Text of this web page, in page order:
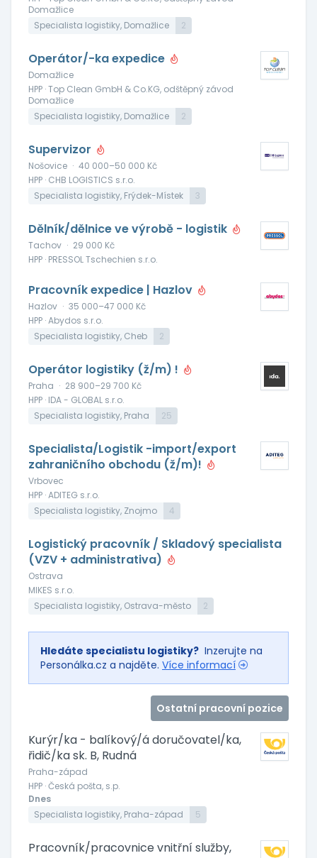
Domažlice
Specialista logistiky, Domažlice
2
Operátor/-ka expedice
Domažlice
HPP · Top Clean GmbH & Co.KG, odštěpný závod
Domažlice
Specialista logistiky, Domažlice
2
Supervizor
Nošovice · 40 000–50 000 Kč
HPP · CHB LOGISTICS s.r.o.
Specialista logistiky, Frýdek-Místek
3
Dělník/dělnice ve výrobě - logistik
Tachov · 29 000 Kč
HPP · PRESSOL Tschechien s.r.o.
Pracovník expedice | Hazlov
Hazlov · 35 000–47 000 Kč
HPP · Abydos s.r.o.
Specialista logistiky, Cheb
2
Operátor logistiky (ž/m) !
Praha · 28 900–29 700 Kč
HPP · IDA - GLOBAL s.r.o.
Specialista logistiky, Praha
25
Specialista/Logistik -import/export
zahraničního obchodu (ž/m)!
Vrbovec
HPP · ADITEG s.r.o.
Specialista logistiky, Znojmo
4
Logistický pracovník / Skladový specialista
(VZV + administrativa)
Ostrava
MIKES s.r.o.
Specialista logistiky, Ostrava-město
2
Hledáte specialistu logistiky? Inzerujte na
Personálka.cz a najděte. Více informací
Ostatní pracovní pozice
Kurýr/ka - balíkový/á doručovatel/ka,
řidič/ka sk. B, Rudná
Praha-západ
HPP · Česká pošta, s.p.
Dnes
Specialista logistiky, Praha-západ
5
Pracovník/pracovnice vnitřní služby,